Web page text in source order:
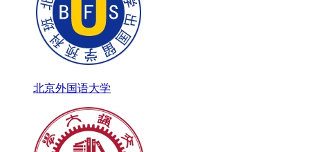
北京外国语大学